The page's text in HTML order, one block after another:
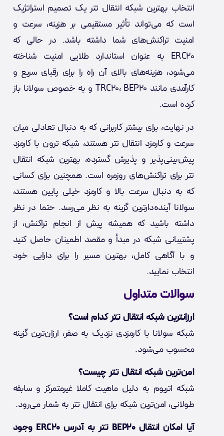
انتخاب بهترین شبکه انتقال تتر یک تصمیم استراتژیک
است که می‌تواند تأثیر مستقیمی بر هزینه، سرعت و
امنیت تراکنش‌های شما داشته باشد. در حالی که
ERC20 به عنوان استاندارد طلایی امنیت شناخته
می‌شود، هزینه‌های بالای آن راه را برای رقبای سریع و
کارآمدی مانند TRC20، BEP20 و به خصوص سولانا باز
کرده است.
در نهایت، برای بیشتر کاربرانی که به دنبال تعادلی میان
سرعت و کارمزد انتقال تتر هستند، شبکه ترون با کارمزد
پیش‌بینی‌پذیر و پذیرش گسترده، بهترین شبکه انتقال
تتر برای تراکنش‌های روزمره است. همچنین برای کسانی
که به دنبال سرعت بالا و کارمزد خیلی پایین هستند،
سولانا آینده‌دارترین گزینه به نظر می‌رسد. حتما در نظر
داشته باشید که همیشه پیش از انجام تراکنش، از
پشتیبانی شبکه در مبدأ و مقصد اطمینان حاصل کنید
و با آگاهی کامل، بهترین مسیر را برای دارایی خود
انتخاب نمایید.
سوالات متداول
ارزانترین شبکه انتقال تتر کدام است؟
شبکه سولانا با کارمزدی نزدیک به صفر، ارزان‌ترین گزینه
محسوب می‌شود.
امن‌ترین شبکه انتقال تتر چیست؟
شبکه اتریوم به دلیل ماهیت کاملا غیرمتمرکز و سابقه
طولانی، امن‌ترین شبکه برای انتقال تتر به شمار می‌رود.
آیا امکان انتقال BEP20 تتر به آدرس ERC20 وجود